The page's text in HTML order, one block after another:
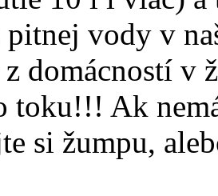
pitnej vody v
domácností v
toku!!! Ak
si žumpu,